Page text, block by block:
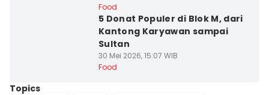
Food
5 Donat Populer di Blok M, dari
Kantong Karyawan sampai
Sultan
30 Mei 2026, 15:07 WIB
Food
Topics